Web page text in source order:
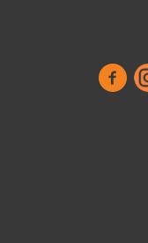
Ilgtspējīga
Studiju un